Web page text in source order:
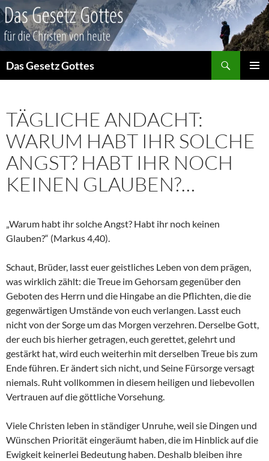
Das Gesetz Gottes
TÄGLICHE ANDACHT:
WARUM HABT IHR SOLCHE
ANGST? HABT IHR NOCH
KEINEN GLAUBEN?…
„Warum habt ihr solche Angst? Habt ihr noch keinen
Glauben?“ (Markus 4,40).
Schaut, Brüder, lasst euer geistliches Leben von dem prägen,
was wirklich zählt: die Treue im Gehorsam gegenüber den
Geboten des Herrn und die Hingabe an die Pflichten, die die
gegenwärtigen Umstände von euch verlangen. Lasst euch
nicht von der Sorge um das Morgen verzehren. Derselbe Gott,
der euch bis hierher getragen, euch gerettet, gelehrt und
gestärkt hat, wird euch weiterhin mit derselben Treue bis zum
Ende führen. Er ändert sich nicht, und Seine Fürsorge versagt
niemals. Ruht vollkommen in diesem heiligen und liebevollen
Vertrauen auf die göttliche Vorsehung.
Viele Christen leben in ständiger Unruhe, weil sie Dingen und
Wünschen Priorität eingeräumt haben, die im Hinblick auf die
Ewigkeit keinerlei Bedeutung haben. Deshalb bleiben ihre